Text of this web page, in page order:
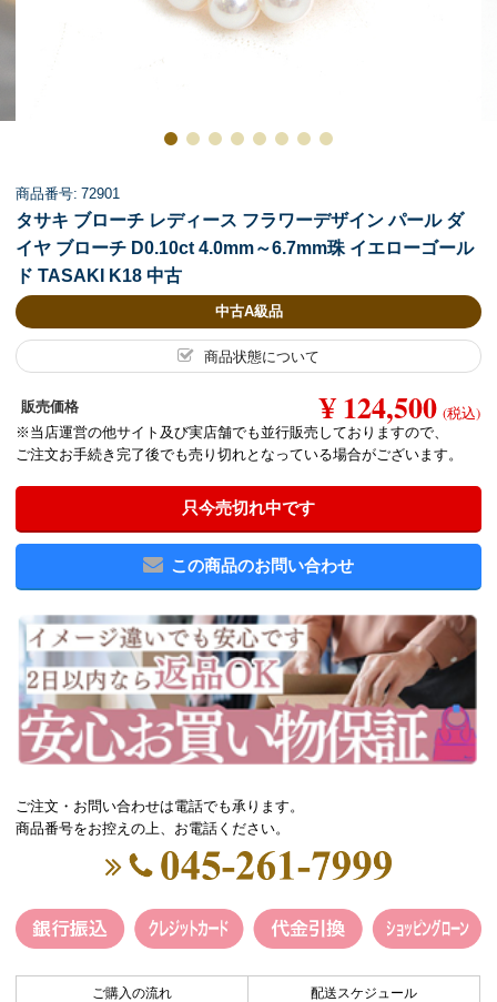
商品番号: 72901
タサキ ブローチ レディース フラワーデザイン パール ダ
イヤ ブローチ D0.10ct 4.0mm～6.7mm珠 イエローゴール
ド TASAKI K18 中古
中古A級品
商品状態について
販売価格 ¥ 124,500 (税込)
※当店運営の他サイト及び実店舗でも並行販売しておりますので、
ご注文お手続き完了後でも売り切れとなっている場合がございます。
只今売切れ中です
この商品のお問い合わせ
ご注文・お問い合わせは電話でも承ります。
商品番号をお控えの上、お電話ください。
ご購入の流れ 配送スケジュール